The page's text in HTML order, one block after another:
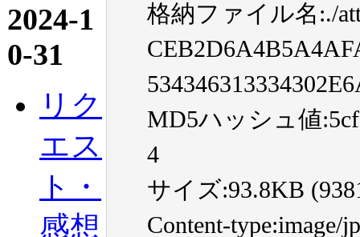
2024-1
0-31
リク
エス
ト・
感想
格納ファイル名:./
MD5ハッシュ値
4
サイズ:93.8KB
Content-type:image/